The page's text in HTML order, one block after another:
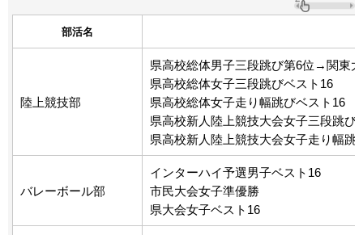
部活名
陸上競技部
県高校総体男子三段跳び第6位→関東
県高校総体女子三段跳びベスト16
県高校総体女子走り幅跳びベスト16
県高校新人陸上競技大会女子三段跳
県高校新人陸上競技大会女子走り幅
バレーボール部
インターハイ予選男子ベスト16
市民大会女子準優勝
県大会女子ベスト16